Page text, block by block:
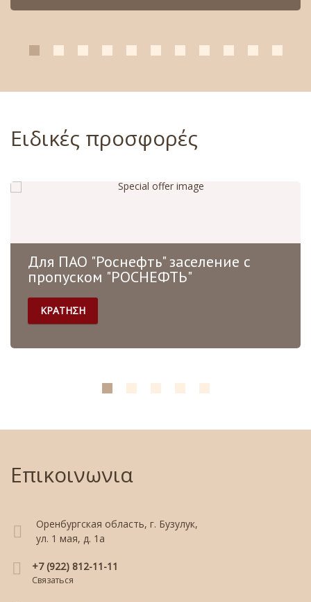
Ειδικές προσφορές
Для ПАО "Роснефть" заселение с
пропуском "РОСНЕФТЬ"
ΚΡΑΤΗΣΗ
Επικοινωνια
Оренбургская область, г. Бузулук,
ул. 1 мая, д. 1а
+7 (922) 812-11-11
Связаться